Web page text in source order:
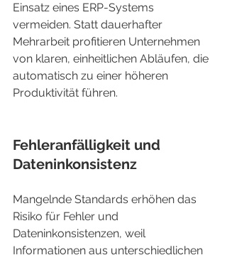
Einsatz eines ERP-Systems
vermeiden. Statt dauerhafter
Mehrarbeit profitieren Unternehmen
von klaren, einheitlichen Abläufen, die
automatisch zu einer höheren
Produktivität führen.
Fehleranfälligkeit und
Dateninkonsistenz
Mangelnde Standards erhöhen das
Risiko für Fehler und
Dateninkonsistenzen, weil
Informationen aus unterschiedlichen